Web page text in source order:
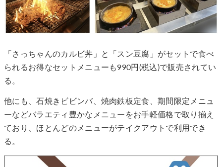
「さっちゃんのカルビ丼」と「スン豆腐」がセットで食べ
られるお得なセットメニューも990円(税込)で販売されてい
る。
他にも、石焼きビビンバ、焼肉鉄板定食、期間限定メニュ
ーなどバラエティ豊かなメニューをお手軽価格で取り揃え
ており、ほとんどのメニューがテイクアウトで利用でき
る。